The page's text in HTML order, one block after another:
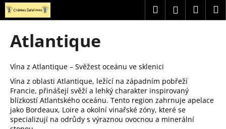
Přejít
na
obsah
HledatPřihlášení
Atlantique
Vína z Atlantique – Svěžest oceánu ve sklenici
Vína z oblasti Atlantique, ležící na západním pobřeží
Francie, přinášejí svěží a lehký charakter inspirovaný
blízkostí Atlantského oceánu. Tento region zahrnuje apelace
jako Bordeaux, Loire a okolní vinařské zóny, které se
specializují na odrůdy s výraznou ovocnou a minerální
K
o
o
p
o
t
ř